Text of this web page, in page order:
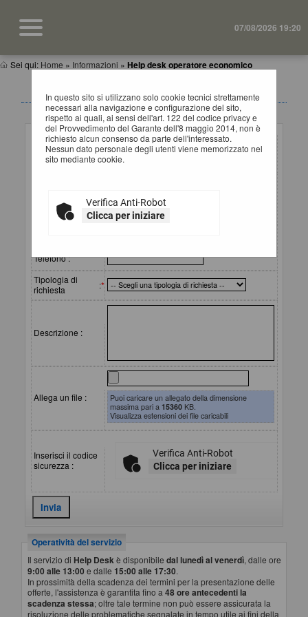
07/08/2026 19:20
Sei qui: Home » Informazioni » Help desk operatore economico
In questo sito si utilizzano solo cookie tecnici strettamente
necessari alla navigazione e configurazione del sito,
rispetto ai quali, ai sensi dell'art. 122 del codice privacy e
del Provvedimento del Garante dell'8 maggio 2014, non è
richiesto alcun consenso da parte dell'interessato.
Nessun dato personale degli utenti viene memorizzato nel
sito mediante cookie.
Verifica Anti-Robot
Clicca per iniziare
HELP DESK OPERATORI ECONOMICI
Inserimento richiesta
Ragione sociale
denominazione
:*
nome) da
contattare
:*
Telefono :
Tipologia di
richiesta
:*
Descrizione :
Allega un file :
Puoi caricare un allegato della dimensione
massima pari a15360 KB.
Visualizza estensioni dei file caricabili
Inserisci il codice
sicurezza :
Verifica Anti-Robot
Clicca per iniziare
Operatività del servizio
Il servizio di Help Desk è disponibile dal lunedì al venerdì, dalle ore
9:00 alle 13:00 e dalle 15:00 alle 17:30.
In prossimità della scadenza dei termini per la presentazione delle
offerte, l'assistenza è garantita fino a 48 ore antecedenti la
scadenza stessa; oltre tale termine non può essere assicurata la
risoluzione delle problematiche segnalate in tempo utile ai fini della